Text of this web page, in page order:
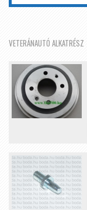
VETERÁNAUTÓ ALKATRÉSZ